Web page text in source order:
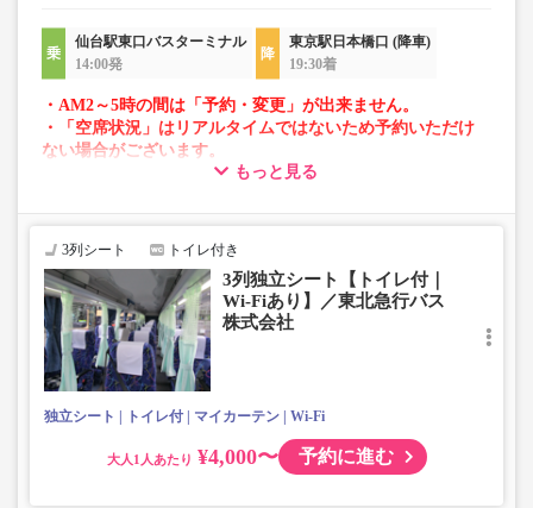
仙台駅東口バスターミナル
14:00発
東京駅日本橋口 (降車)
19:30着
・AM2～5時の間は「予約・変更」が出来ません。
・「空席状況」はリアルタイムではないため予約いただけ
ない場合がございます。
・車両は予告なく変更となる場合がございます。これに伴
で、あらかじめご了承ください。
もっと見る
3列シート トイレ付き
3列独立シート【トイレ付｜
Wi-Fiあり】／東北急行バス
株式会社
独立シート トイレ付 マイカーテン Wi-Fi
大人 ¥4,000〜 予約に進む